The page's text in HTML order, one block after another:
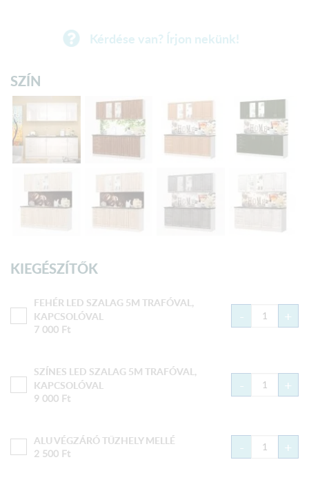
Kérdése van? Írjon nekünk!
SZÍN
KIEGÉSZÍTŐK
FEHÉR LED SZALAG 5M TRAFÓVAL,
KAPCSOLÓVAL
7 000 Ft
- +
SZÍNES LED SZALAG 5M TRAFÓVAL,
KAPCSOLÓVAL
9 000 Ft
- +
ALU VÉGZÁRÓ TŰZHELY MELLÉ
2 500 Ft - +